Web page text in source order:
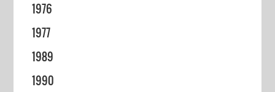
1976
1977
1989
1990